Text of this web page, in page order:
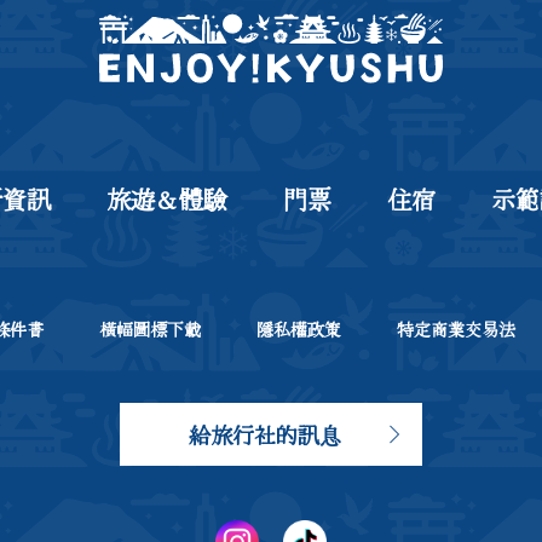
訊 旅遊＆體驗 門票 住宿 示
件書 橫幅圖標下載 隱私權政策 特定商業交易法
給旅行社的訊息